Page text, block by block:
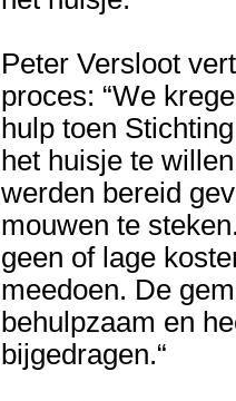
Peter Versloot
proces: “We
hulp toen
het huisje te
werden bereid
mouwen te
geen of lage
meedoen. De
behulpzaam en
bijgedragen.“